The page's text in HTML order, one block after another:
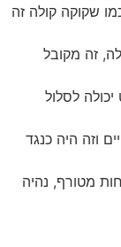
שקוקה קולה זה
זה מקובל
לסלול
וזה היה כנגד
מטורף, נהיה